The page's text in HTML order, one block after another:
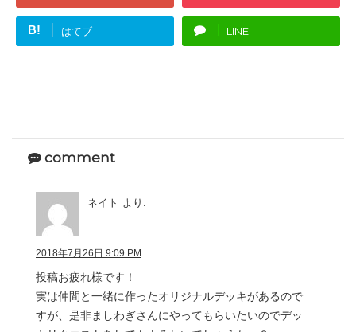
B! はてブ LINE
comment
ネイト より:
2018年7月26日 9:09 PM
投稿お疲れ様です！
実は仲間と一緒に作ったオリジナルデッキがあるので
すが、是非ましわぎさんにやってもらいたいのでデッ